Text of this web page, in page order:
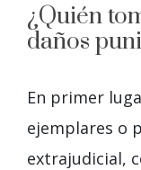
¿Quién
daños
En primer
ejemplares o
extrajudicial,